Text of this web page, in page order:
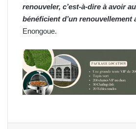
renouveler, c’est-à-dire à avoir
bénéficient d’un
Enongoue.